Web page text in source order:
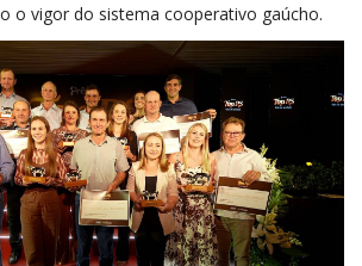
o vigor do sistema cooperativo gaúcho.